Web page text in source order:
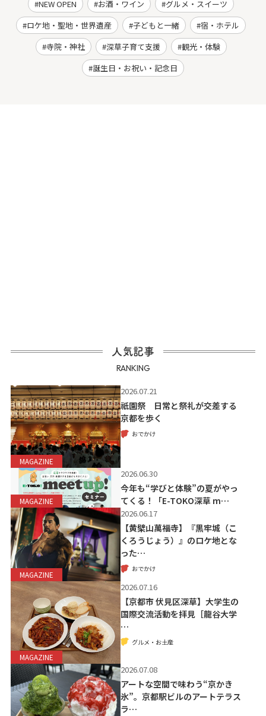
NEW OPEN お酒・ワイン
グルメ・スイーツ
ロケ地・聖地・世界遺産
子どもと一緒
宿・ホテル
寺院・神社
深草子育て支援
観光・体験
誕生日・お祝い・記念日
人気記事
RANKING
MAGAZINE
2026.07.21
祇園祭 日常と祭礼が交差する
京都を歩く
おでかけ
MAGAZINE
2026.06.30
今年も“学びと体験”の夏がやっ
てくる！「E-TOKO深草 m…
MAGAZINE
2026.06.17
【黄檗山萬福寺】『黒牢城（こ
くろうじょう）』のロケ地とな
った…
おでかけ
MAGAZINE
2026.07.16
【京都市 伏見区深草】大学生の
国際交流活動を拝見［龍谷大学
…
グルメ・お土産
2026.07.08
アートな空間で味わう“京かき
氷”。京都駅ビルのアートテラス
ラ…